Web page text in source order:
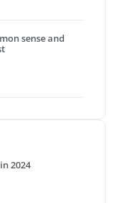
sense and
2024